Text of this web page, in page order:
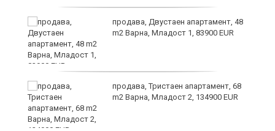
продава, Двустаен апартамент, 48
m2 Варна, Младост 1, 83900 EUR
продава, Тристаен апартамент, 68
m2 Варна, Младост 2, 134900 EUR